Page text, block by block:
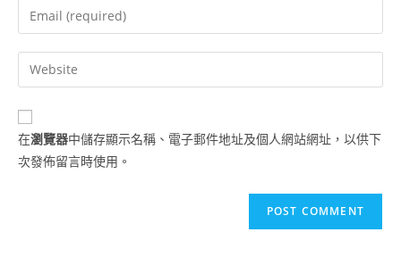
在瀏覽器中儲存顯示名稱、電子郵件地址及個人網站網址，以供下
次發佈留言時使用。